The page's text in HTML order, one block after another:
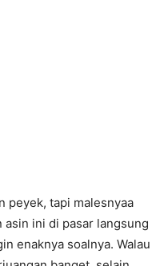
peyek, tapi malesnyaa
asin ini di pasar langsung
enaknya soalnya. Walau